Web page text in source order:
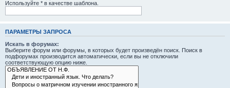
Используйте * в качестве шаблона.
ПАРАМЕТРЫ ЗАПРОСА
Искать в форумах:
Выберите форум или форумы, в которых будет произведён поиск. Поиск в
подфорумах производится автоматически, если вы не отключили
соответствующую опцию ниже.